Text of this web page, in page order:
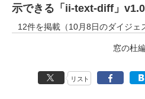
示できる「ii-text-diff」
12件を掲載（10月8日のダイジェ
窓の杜
リスト